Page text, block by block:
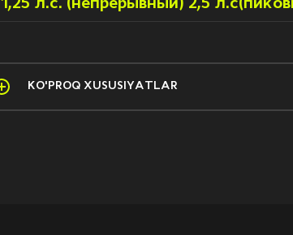
1,25 л.с. (непрерывный) 2,5
KO'PROQ XUSUSIYATLAR